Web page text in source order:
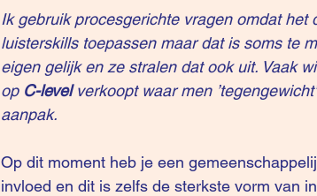
Ik gebruik procesgerichte vragen omdat
luisterskills toepassen maar dat is soms te
eigen gelijk en ze stralen dat ook uit. Vaak
op C-level verkoopt waar men
aanpak.
Op dit moment heb je een
invloed en dit is zelfs de sterkste vorm van